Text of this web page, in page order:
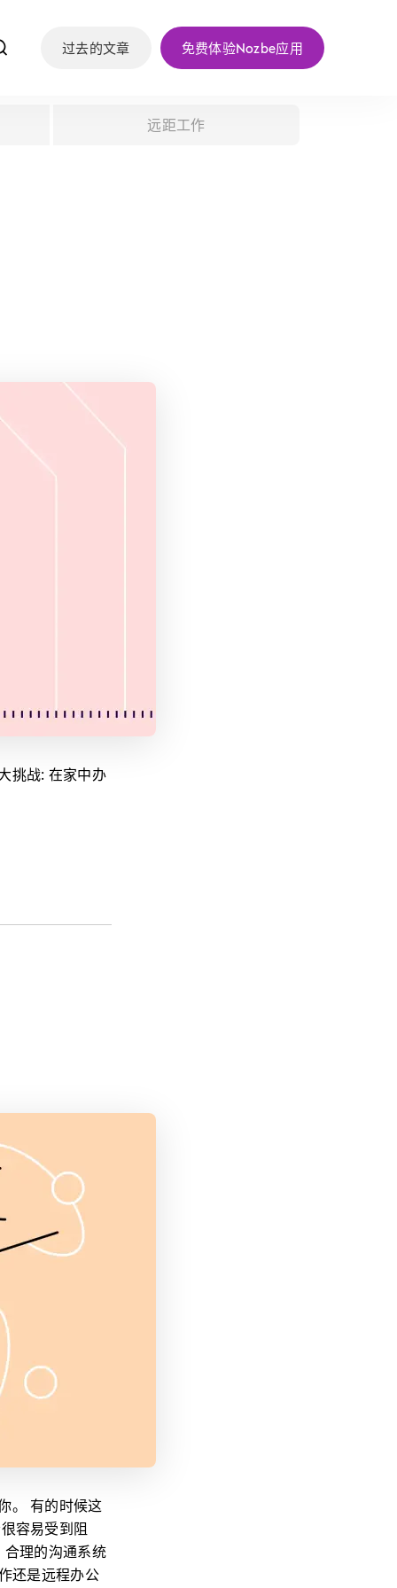
过去的文章 免费体验Nozbe应用
远距工作
挑战: 在家中办
。 有的时候这
容易受到阻
理的沟通系统
还是远程办公